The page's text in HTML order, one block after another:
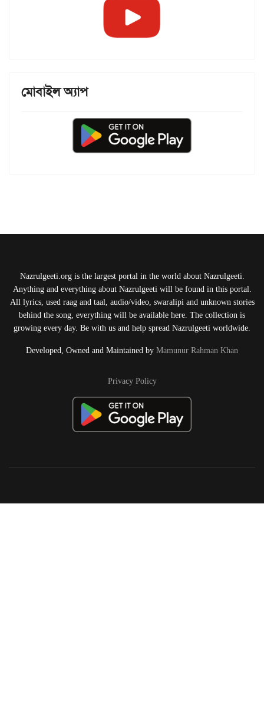
মোবাইল অ্যাপ
Nazrulgeeti.org is the largest portal in the world about Nazrulgeeti.
Anything and everything about Nazrulgeeti will be found in this portal.
All lyrics, used raag and taal, audio/video, swaralipi and unknown stories
behind the song, everything will be available here. The collection is
growing every day. Be with us and help spread Nazrulgeeti worldwide.
Developed, Owned and Maintained by Mamunur Rahman Khan
Privacy Policy